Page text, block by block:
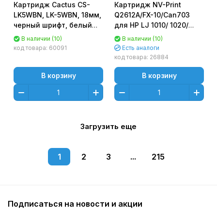
Картридж Cactus CS-
LK5WBN, LK-5WBN, 18мм,
черный шрифт, белый
фон, 9м Epson
LW300/LW400/LW700/LW600P/LW1000P/K400/Z700/Z900
В наличии (10)
код товара: 60091
В корзину
Картридж NV-Print
Q2612A/FX-10/Can703
для HP LJ 1010/ 1020/
1015/ 3015/ Can 4018/
4270 (2000стр.)
В наличии (10)
Есть аналоги
код товара: 26884
В корзину
Загрузить еще
1 2 3 ... 215
Подписаться на новости и акции